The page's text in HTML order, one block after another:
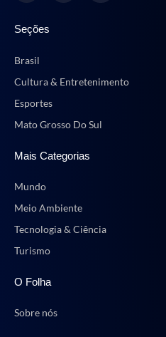
Seções
Brasil
Cultura & Entretenimento
Esportes
Mato Grosso Do Sul
Mais Categorias
Mundo
Meio Ambiente
Tecnologia & Ciência
Turismo
O Folha
Sobre nós